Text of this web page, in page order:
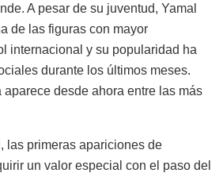
A pesar de su juventud, Yamal
de las figuras con mayor
internacional y su popularidad ha
durante los últimos meses.
aparece desde ahora entre las más
las primeras apariciones de
un valor especial con el paso del